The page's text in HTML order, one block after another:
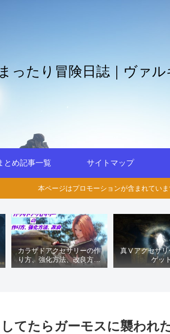
ったり冒険日誌｜ヴァ
とめ記事一覧 サイトマップ
本ページはプロモーションが含まれていま
カラザドアクセサリーの作
り方、強化方法、改良方法
などまとめ【黒い砂漠冒険
真Ⅴアクセサリ
ゲット
てたらガーモスに襲われ